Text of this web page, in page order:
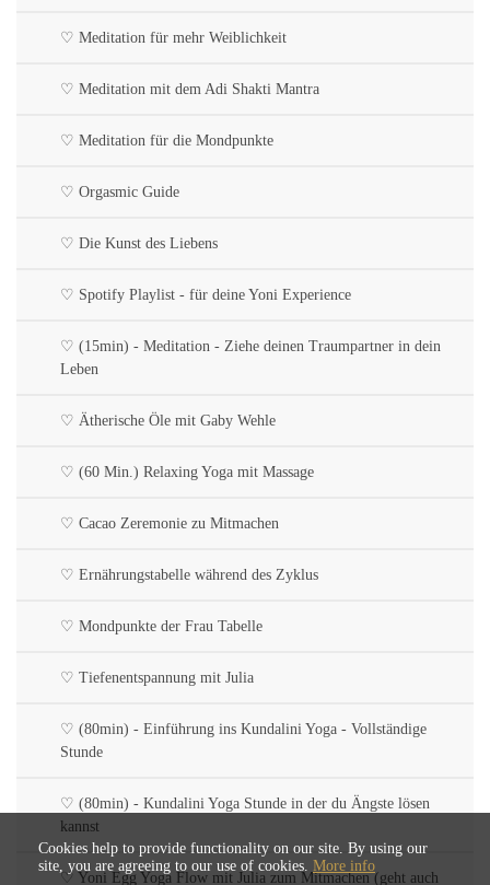
♡ Meditation für mehr Weiblichkeit
♡ Meditation mit dem Adi Shakti Mantra
♡ Meditation für die Mondpunkte
♡ Orgasmic Guide
♡ Die Kunst des Liebens
♡ Spotify Playlist - für deine Yoni Experience
♡ (15min) - Meditation - Ziehe deinen Traumpartner in dein
Leben
♡ Ätherische Öle mit Gaby Wehle
♡ (60 Min.) Relaxing Yoga mit Massage
♡ Cacao Zeremonie zu Mitmachen
♡ Ernährungstabelle während des Zyklus
♡ Mondpunkte der Frau Tabelle
♡ Tiefenentspannung mit Julia
♡ (80min) - Einführung ins Kundalini Yoga - Vollständige
Stunde
♡ (80min) - Kundalini Yoga Stunde in der du Ängste lösen
kannst
♡ Yoni Egg Yoga Flow mit Julia zum Mitmachen (geht auch
Cookies help to provide functionality on our site. By using our
site, you are agreeing to our use of cookies. More info